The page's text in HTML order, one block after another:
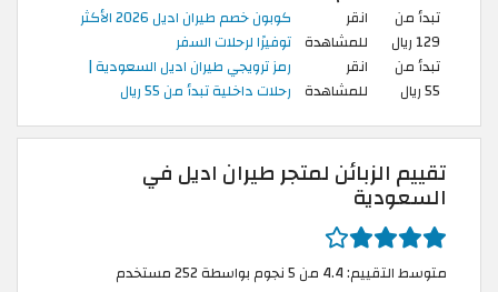
تبدأ من
129 ريال
انقر
للمشاهدة
كوبون خصم طيران اديل 2026 الأكثر
توفيرًا لرحلات السفر
تبدأ من
55 ريال
انقر
للمشاهدة
رمز ترويجي طيران اديل السعودية |
رحلات داخلية تبدأ من 55 ريال
تقييم الزبائن لمتجر طيران اديل في
السعودية
متوسط التقييم: 4.4 من 5 نجوم بواسطة 252 مستخدم